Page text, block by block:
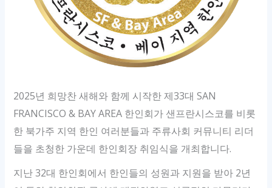
2025년 희망찬 새해와 함께 시작한 제33대 SAN
FRANCISCO & BAY AREA 한인회가 샌프란시스코를 비롯
한 북가주 지역 한인 여러분들과 주류사회 커뮤니티 리더
들을 초청한 가운데 한인회장 취임식을 개최합니다.
지난 32대 한인회에서 한인들의 성원과 지원을 받아 2년